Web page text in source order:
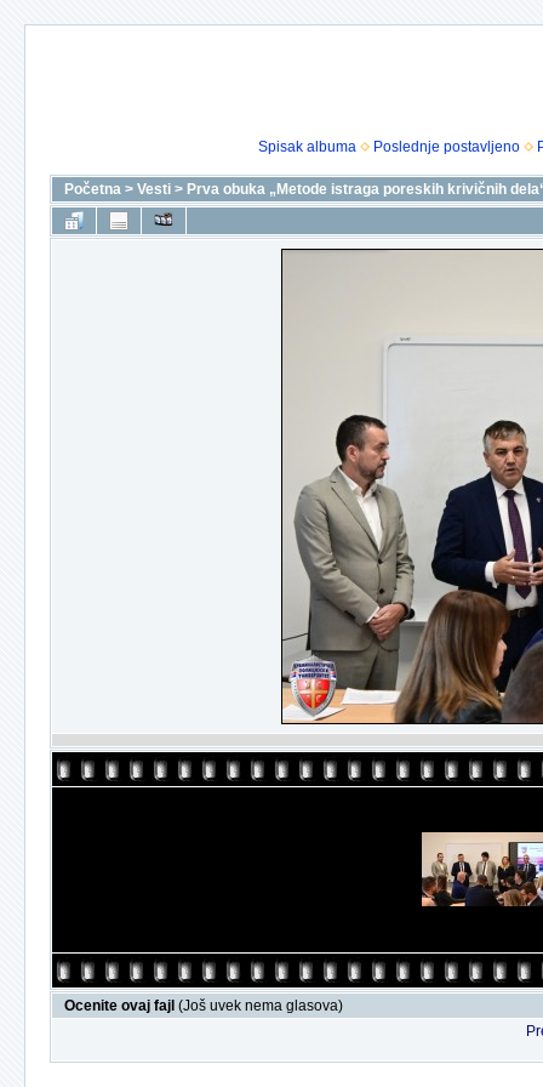
Spisak albuma Poslednje postavljeno
Početna > Vesti > Prva obuka „Metode istraga poreskih krivičnih
Ocenite ovaj fajl (Još uvek nema glasova)